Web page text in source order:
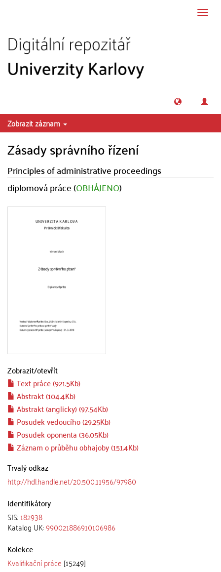
Zobrazit záznam
Zásady správního řízení
Principles of administrative proceedings
diplomová práce (OBHÁJENO)
Zobrazit/otevřít
Text práce (921.5Kb)
Abstrakt (104.4Kb)
Abstrakt (anglicky) (97.54Kb)
Posudek vedoucího (29.25Kb)
Posudek oponenta (36.05Kb)
Záznam o průběhu obhajoby (151.4Kb)
Trvalý odkaz
http://hdl.handle.net/20.500.11956/97980
Identifikátory
SIS:182938
Katalog UK:990021886910106986
Kolekce
Kvalifikační práce [15249]